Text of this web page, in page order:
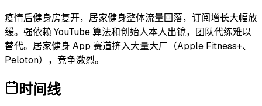
疫情后健身房复开，居家健身整体流量回落，订阅增长大幅放
缓。强依赖 YouTube 算法和创始人本人出镜，团队代练难以
替代。居家健身 App 赛道挤入大量大厂（Apple Fitness+、
Peloton），竞争激烈。
时间线